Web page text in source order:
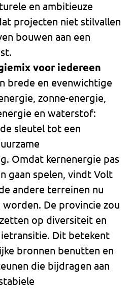
en ambitieuze
projecten niet stilvallen
bouwen aan een
voor iedereen
brede en evenwichtige
zonne-energie,
en waterstof:
sleutel tot een
Omdat kernenergie pas
gaan spelen, vindt Volt
andere terreinen nu
De provincie zou
op diversiteit en
Dit betekent
bronnen benutten en
die bijdragen aan